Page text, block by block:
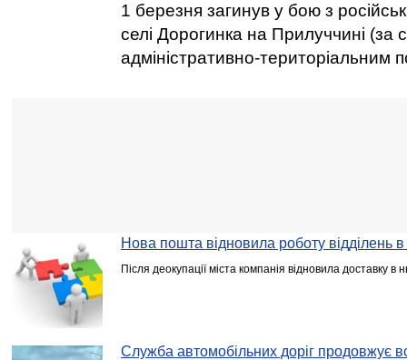
1 березня загинув у бою з
селі Дорогинка на Прилуччині (за
адміністративно-територіальним
Нова пошта відновила роботу відділень в
Після деокупації міста компанія відновила доставку в
Служба автомобільних доріг продовжує